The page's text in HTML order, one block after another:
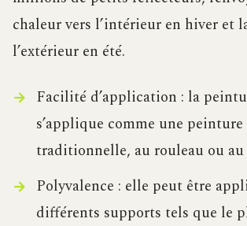
chaleur vers l’intérieur en hiver et
l’extérieur en été.
Facilité d’application : la
s’applique comme une peinture
traditionnelle, au rouleau ou
Polyvalence : elle peut être
différents supports tels que le